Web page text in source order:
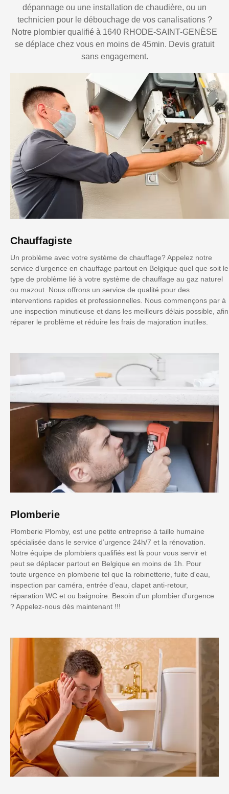
dépannage ou une installation de chaudière, ou un
technicien pour le débouchage de vos canalisations ?
Notre plombier qualifié à 1640 RHODE-SAINT-GENÈSE
se déplace chez vous en moins de 45min. Devis gratuit
sans engagement.
Chauffagiste
Un problème avec votre système de chauffage? Appelez notre
service d’urgence en chauffage partout en Belgique quel que soit le
type de problème lié à votre système de chauffage au gaz naturel
ou mazout. Nous offrons un service de qualité pour des
interventions rapides et professionnelles. Nous commençons par à
une inspection minutieuse et dans les meilleurs délais possible, afin
réparer le problème et réduire les frais de majoration inutiles.
Plomberie
Plomberie Plomby, est une petite entreprise à taille humaine
spécialisée dans le service d’urgence 24h/7 et la rénovation.
Notre équipe de plombiers qualifiés est là pour vous servir et
peut se déplacer partout en Belgique en moins de 1h. Pour
toute urgence en plomberie tel que la robinetterie, fuite d'eau,
inspection par caméra, entrée d'eau, clapet anti-retour,
réparation WC et ou baignoire. Besoin d'un plombier d'urgence
? Appelez-nous dès maintenant !!!